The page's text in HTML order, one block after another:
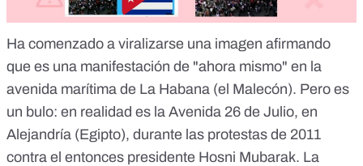
Ha comenzado a viralizarse una imagen afirmando
que es una manifestación de "ahora mismo" en la
avenida marítima de La Habana (el Malecón). Pero es
un bulo: en realidad es la Avenida 26 de Julio, en
Alejandría (Egipto), durante las protestas de 2011
contra el entonces presidente Hosni Mubarak. La